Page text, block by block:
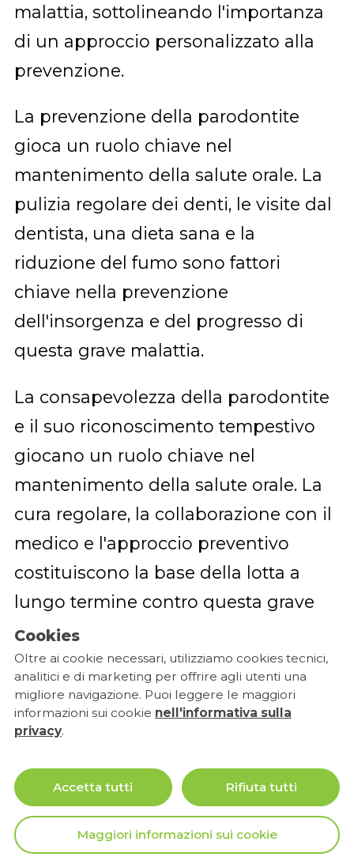
malattia, sottolineando l'importanza
di un approccio personalizzato alla
prevenzione.
La prevenzione della parodontite
gioca un ruolo chiave nel
mantenimento della salute orale. La
pulizia regolare dei denti, le visite dal
dentista, una dieta sana e la
riduzione del fumo sono fattori
chiave nella prevenzione
dell'insorgenza e del progresso di
questa grave malattia.
La consapevolezza della parodontite
e il suo riconoscimento tempestivo
giocano un ruolo chiave nel
mantenimento della salute orale. La
cura regolare, la collaborazione con il
medico e l'approccio preventivo
costituiscono la base della lotta a
lungo termine contro questa grave
malattia, contribuendo al
mantenimento dei denti naturali e
alla salute generale dei pazienti.
Se avete domande o desiderate
discutere le opzioni per risolvere il
problema della mascella senza denti,
contattateci oggi chiamando il
numero 800 72 20 70 , inviando un'e-
Cookies
Oltre ai cookie necessari, utilizziamo cookies tecnici,
analitici e di marketing per offrire agli utenti una
migliore navigazione. Puoi leggere le maggiori
informazioni sui cookie nell'informativa sulla
privacy.
Rifiuta tutti
Maggiori informazioni sui cookie
Accetta tutti